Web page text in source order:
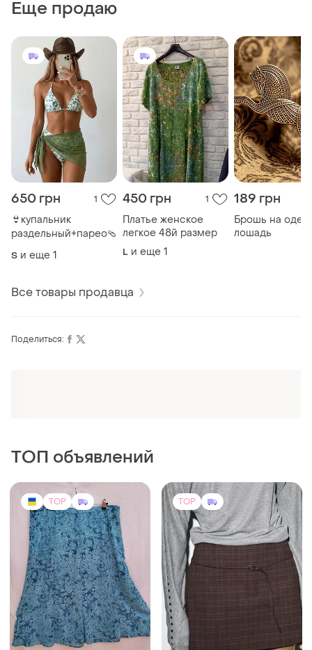
Еще продаю
650 грн 1
👙купальник
раздельный+парео🩴
S и еще 1
450 грн 1
Платье женское
легкое 48й размер
L и еще 1
189 грн
Брошь на
лошадь
Все товары продавца
Поделиться:
ТОП объявлений
TOP TOP